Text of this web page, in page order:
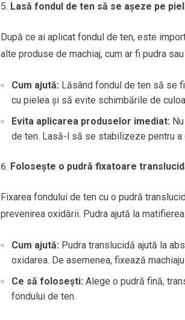
Lasă fondul de ten să se așeze pe
După ce ai aplicat fondul de ten, este
alte produse de machiaj, cum ar fi pudra
Cum ajută: Lăsând fondul de ten să se
cu pielea și să evite schimbările de
Evita aplicarea produselor imediat:
de ten. Lasă-l să se stabilizeze pentru
Folosește o pudră fixatoare
Fixarea fondului de ten cu o pudră
prevenirea oxidării. Pudra ajută la
Cum ajută: Pudra translucidă ajută la
oxidarea. De asemenea, fixează
Ce să folosești: Alege o pudră fină,
fondului de ten.